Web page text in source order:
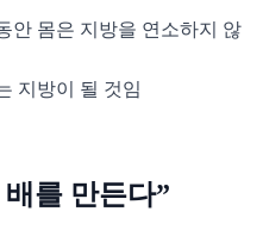
안 몸은 지방을 연소하지 않
지방이 될 것임
를 만든다”